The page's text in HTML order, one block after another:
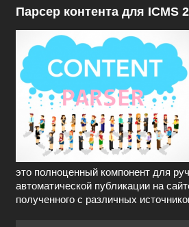
Парсер контента для ICMS 2
это полноценный компонент для
автоматической публикации на
полученного с различных